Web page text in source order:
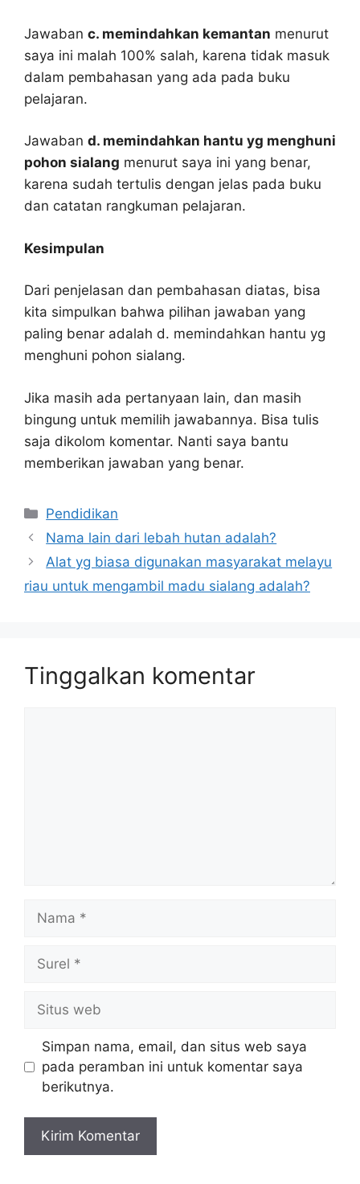
Jawaban c. memindahkan kemantan menurut
saya ini malah 100% salah, karena tidak masuk
dalam pembahasan yang ada pada buku
pelajaran.
Jawaban d. memindahkan hantu yg menghuni
pohon sialang menurut saya ini yang benar,
karena sudah tertulis dengan jelas pada buku
dan catatan rangkuman pelajaran.
Kesimpulan
Dari penjelasan dan pembahasan diatas, bisa
kita simpulkan bahwa pilihan jawaban yang
paling benar adalah d. memindahkan hantu yg
menghuni pohon sialang.
Jika masih ada pertanyaan lain, dan masih
bingung untuk memilih jawabannya. Bisa tulis
saja dikolom komentar. Nanti saya bantu
memberikan jawaban yang benar.
Kategori
Pendidikan
Nama lain dari lebah hutan adalah?
Alat yg biasa digunakan masyarakat melayu
riau untuk mengambil madu sialang adalah?
Tinggalkan komentar
web
Simpan nama, email, dan situs web saya
pada peramban ini untuk komentar saya
berikutnya.